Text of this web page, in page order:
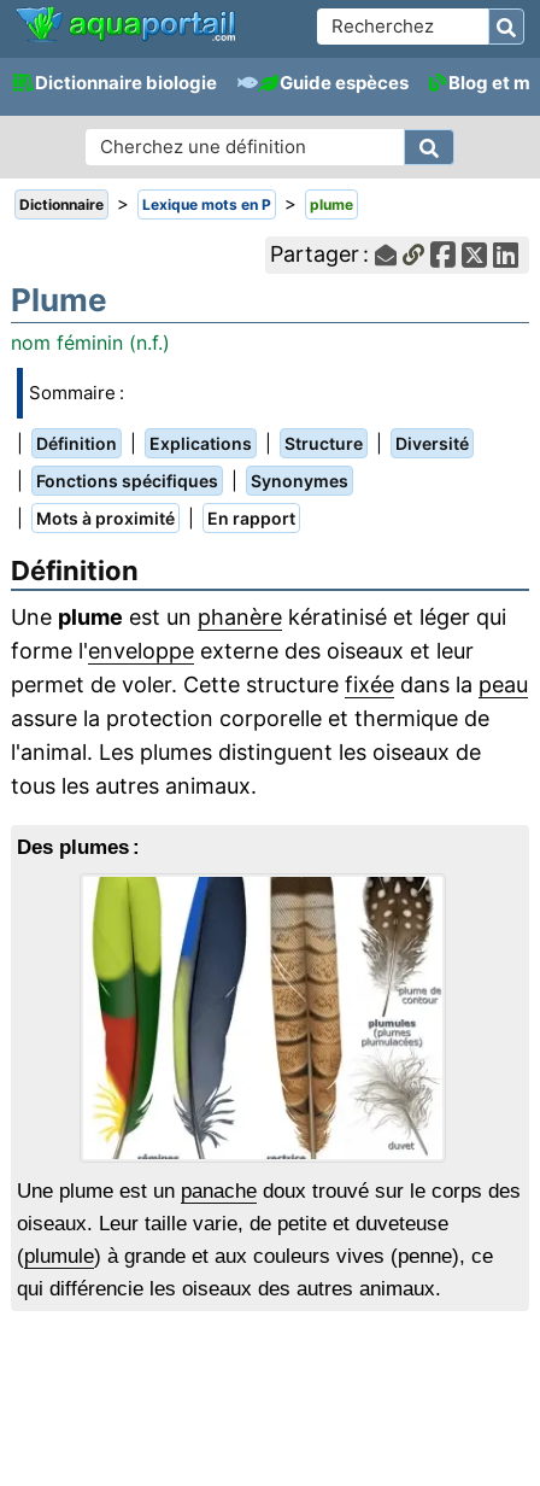
Dictionnaire biologie Guide espèces Blog et
Dictionnaire > Lexique mots en P > plume
Partager :
Plume
nom féminin (n.f.)
Sommaire :
Définition Explications Structure Diversité
Fonctions spécifiques Synonymes
Mots à proximité En rapport
Définition
Une plume est un phanèrekératinisé et léger qui
forme l'enveloppeexterne des oiseaux et leur
permet de voler. Cette structure fixéedans la peau
assure la protection corporelle et thermique de
l'animal. Les plumes distinguent les oiseaux de
tous les autres animaux.
Des plumes :
Une plume est un panachedoux trouvé sur le corps des
oiseaux. Leur taille varie, de petite et duveteuse
(plumule) à grande et aux couleurs vives (penne), ce
qui différencie les oiseaux des autres animaux.